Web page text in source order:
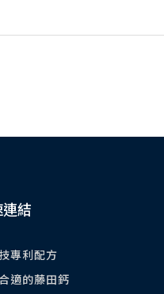
結
專利配方
適的藤田鈣